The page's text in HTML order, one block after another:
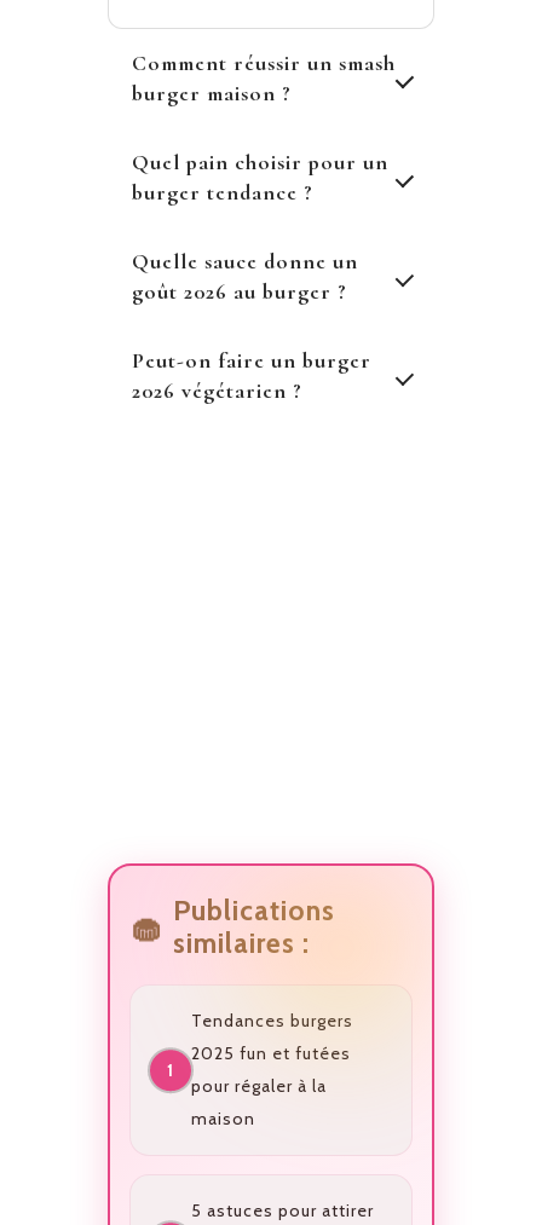
Comment réussir un smash
burger maison ?
Quel pain choisir pour un
burger tendance ?
Quelle sauce donne un
goût 2026 au burger ?
Peut-on faire un burger
2026 végétarien ?
Publications
similaires :
Tendances burgers
2025 fun et futées
pour régaler à la
maison
5 astuces pour attirer